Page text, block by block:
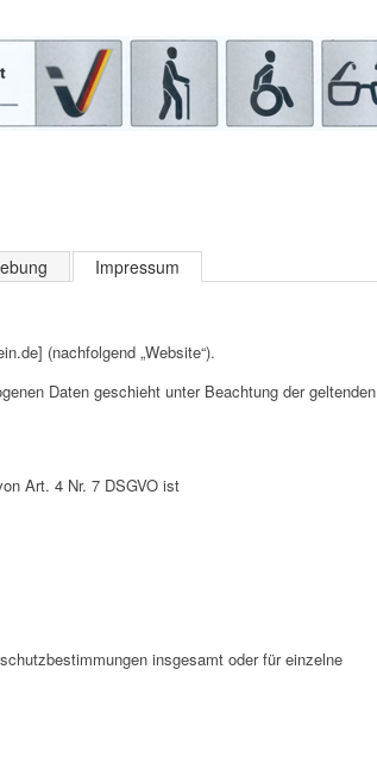
Impressum
(nachfolgend „Website“).
Daten geschieht unter Beachtung der geltenden
Art. 4 Nr. 7 DSGVO ist
insgesamt oder für einzelne